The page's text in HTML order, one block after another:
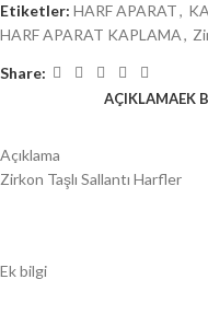
Etiketler: HARF APARAT,
HARF APARAT KAPLAMA,
Share:
AÇIKLAMAEK
Açıklama
Zirkon Taşlı Sallantı Harfler
Ek bilgi